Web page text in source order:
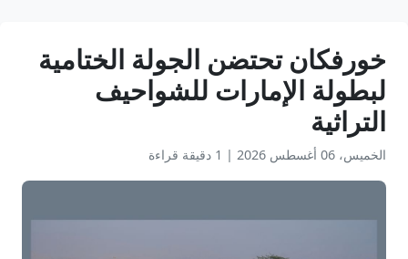
خورفكان تحتضن الجولة الختامية
لبطولة الإمارات للشواحيف
التراثية
الخميس، 06 أغسطس 2026 | 1 دقيقة قراءة